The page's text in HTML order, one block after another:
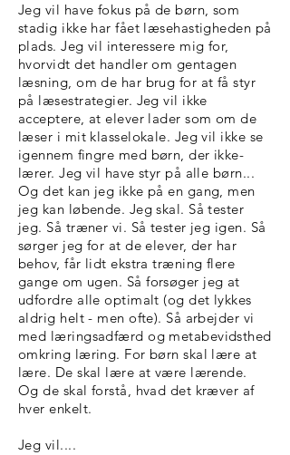
Jeg vil have fokus på de børn, som
stadig ikke har fået læsehastigheden på
plads. Jeg vil interessere mig for,
hvorvidt det handler om gentagen
læsning, om de har brug for at få styr
på læsestrategier. Jeg vil ikke
acceptere, at elever lader som om de
læser i mit klasselokale. Jeg vil ikke se
igennem fingre med børn, der ikke-
lærer. Jeg vil have styr på alle børn...
Og det kan jeg ikke på en gang, men
jeg kan løbende. Jeg skal. Så tester
jeg. Så træner vi. Så tester jeg igen. Så
sørger jeg for at de elever, der har
behov, får lidt ekstra træning flere
gange om ugen. Så forsøger jeg at
udfordre alle optimalt (og det lykkes
aldrig helt - men ofte). Så arbejder vi
med læringsadfærd og metabevidsthed
omkring læring. For børn skal lære at
lære. De skal lære at være lærende.
Og de skal forstå, hvad det kræver af
hver enkelt.
Jeg vil....